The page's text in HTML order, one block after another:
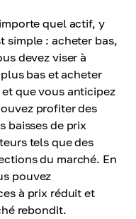
quel actif, y
simple : acheter bas,
devez viser à
bas et acheter
que vous anticipez
profiter des
baisses de prix
tels que des
du marché. En
pouvez
à prix réduit et
rebondit.